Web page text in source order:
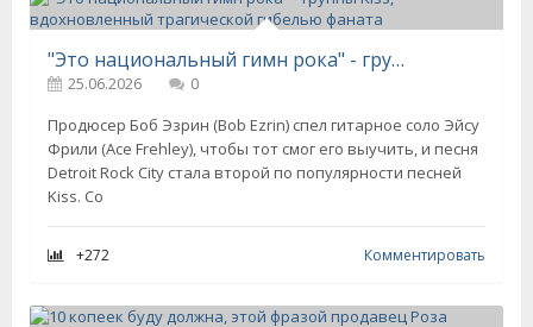
"Это национальный гимн рока" - группы Kiss, вдохновленный трагической гибелью фаната
25.06.2026
0
Продюсер Боб Эзрин (Bob Ezrin) спел гитарное соло Эйсу
Фрили (Ace Frehley), чтобы тот смог его выучить, и песня
Detroit Rock City стала второй по популярности песней
Kiss. Со
+272 Комментировать